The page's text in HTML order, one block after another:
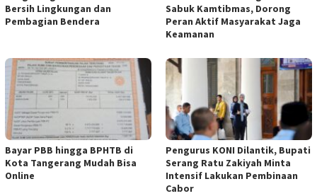
Bersih Lingkungan dan
Pembagian Bendera
Sabuk Kamtibmas, Dorong
Peran Aktif Masyarakat Jaga
Keamanan
Bayar PBB hingga BPHTB di
Kota Tangerang Mudah Bisa
Online
Pengurus KONI Dilantik, Bupati
Serang Ratu Zakiyah Minta
Intensif Lakukan Pembinaan
Cabor